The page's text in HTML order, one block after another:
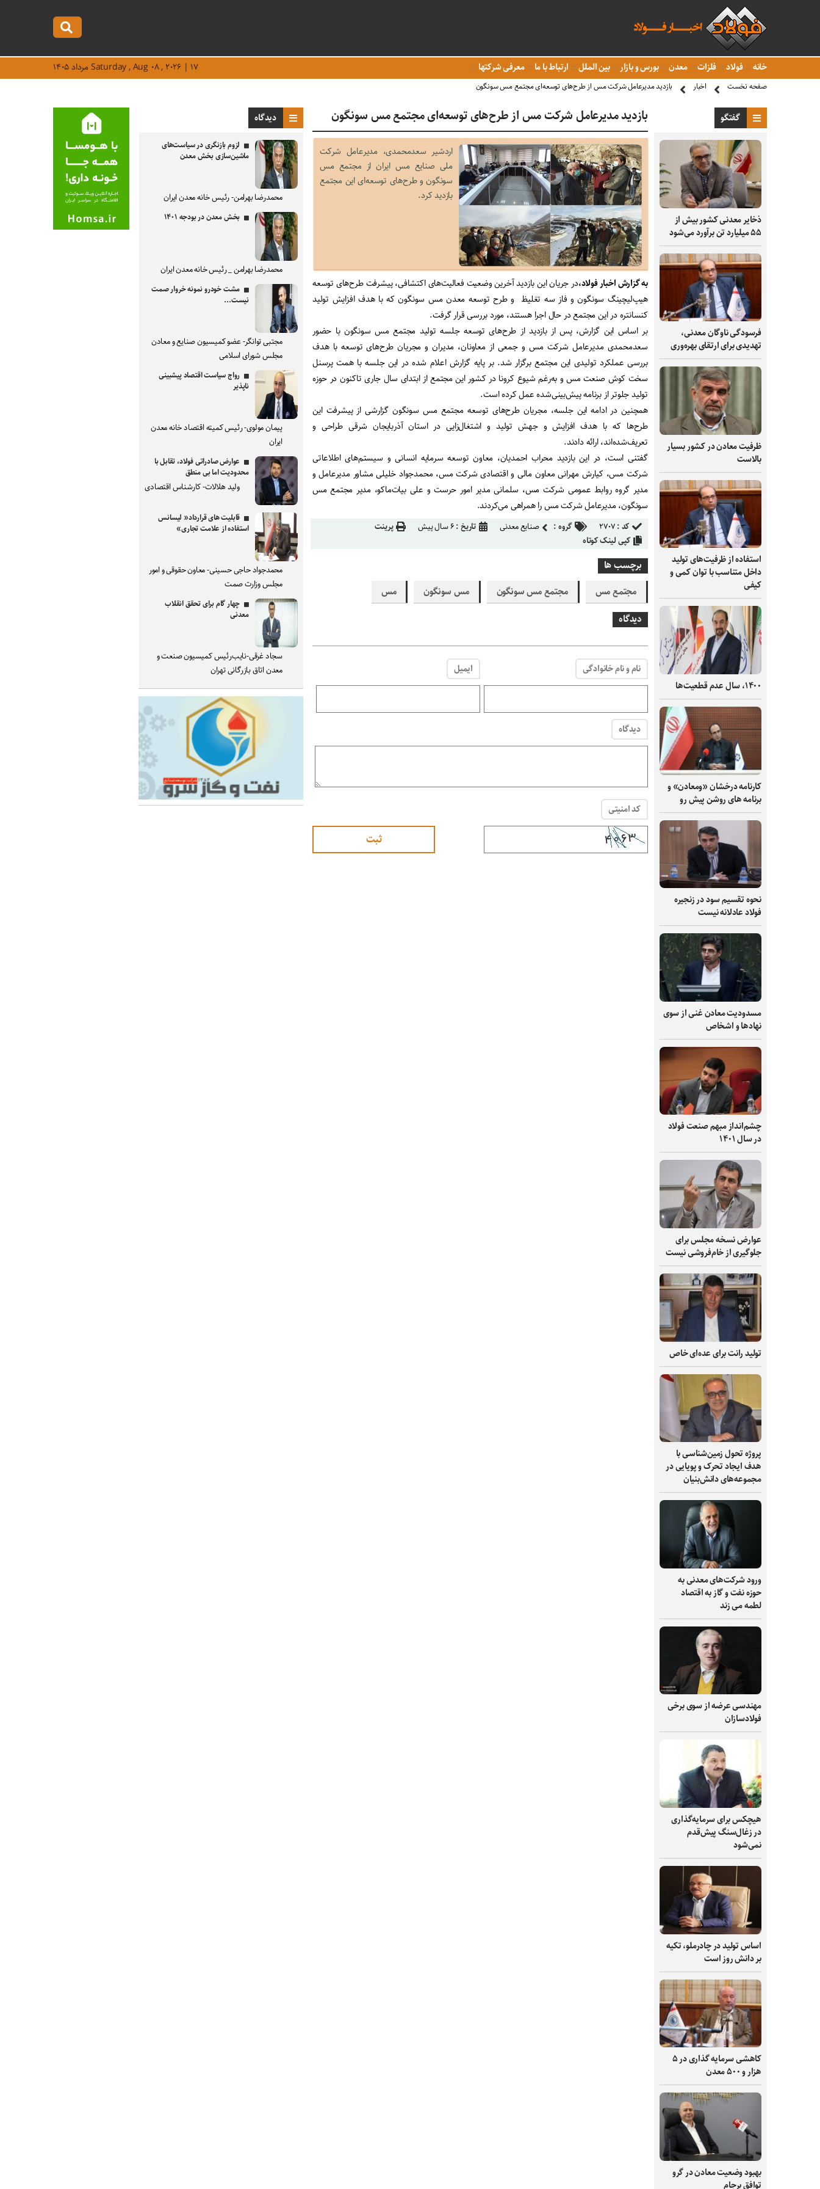
خانه فولاد فلزات معدن بورس و بازار بین الملل ارتباط با ما معرفی شرکتها Saturday , Aug ۰۸ , ۲۰۲۶ | ۱۷ مرداد ۱۴۰۵
صفحه نخست اخبار بازدید مدیرعامل شرکت مس از طرح‌های توسعه‌ای مجتمع مس سونگون
گفتگو
ذخایر معدنی کشور بیش از
۵۵ میلیارد تن برآورد می‌شود
فرسودگی ناوگان معدنی،
تهدیدی برای ارتقای بهره‌وری
ظرفیت‌ معادن در کشور بسیار
بالاست
استفاده از ظرفیت‌های تولید
داخل متناسب با توان کمی و
کیفی
۱۴۰۰، سال عدم قطعیت‌ها
کارنامه درخشان «ومعادن» و
برنامه های روشن پیش رو
نحوه تقسیم سود در زنجیره
فولاد عادلانه نیست
مسدودیت معادن غنی از سوی
نهادها و اشخاص
چشم‌انداز مبهم صنعت فولاد
در سال ۱۴۰۱
عوارض نسخه مجلس برای
جلوگیری از خام‌فروشی نیست
تولید رانت برای عده‌ای خاص
پروژه تحول زمین‌شناسی با
هدف ایجاد تحرک و پویایی در
مجموعه‌های دانش‌بنیان
ورود شرکت‌های معدنی به
حوزه نفت و گاز به اقتصاد
لطمه می زند
مهندسی عرضه از سوی برخی
فولادسازان
هیچکس برای سرمایه‌گذاری
در زغال‌سنگ پیش‌قدم
نمی‌شود
اساس تولید در چادرملو، تکیه
بر دانش‌ روز است
کاهشی سرمایه گذاری در ۵
هزار و ۵۰۰ معدن
بهبود وضعیت معادن در گرو
توافق برجام
بازدید مدیرعامل شرکت مس از طرح‌های توسعه‌ای مجتمع مس سونگون
اردشیر سعدمحمدی، مدیرعامل شرکت
ملی صنایع مس ایران از مجتمع مس
سونگون و طرح‌های توسعه‌ای این مجتمع
بازدید کرد.
به گزارش اخبار فولاد،در جریان این بازدید آخرین وضعیت‌ فعالیت‌های اکتشافی، پیشرفت طرح‌های توسعه
هیپ‌لیچینگ سونگون و فاز سه تغلیظ و طرح توسعه معدن مس سونگون که با هدف افزایش تولید
کنسانتره در این مجتمع در حال اجرا هستند، مورد بررسی قرار گرفت.
بر اساس این گزارش، پس از بازدید از طرح‌های توسعه جلسه تولید مجتمع مس سونگون با حضور
سعدمحمدی مدیرعامل شرکت مس و جمعی از معاونان، مدیران و مجریان طرح‌های توسعه با هدف
بررسی عملکرد تولیدی این مجتمع‌ برگزار شد. بر پایه گزارش اعلام شده در این جلسه با همت پرسنل
سخت کوش صنعت مس و به‌رغم شیوع کرونا در کشور این مجتمع از ابتدای سال جاری تاکنون در حوزه
تولید جلوتر از برنامه پیش‌بینی‌شده عمل کرده‌ است.
همچنین در ادامه این جلسه، مجریان طرح‌های توسعه مجتمع مس سونگون گزارشی از پیشرفت این
طرح‌ها که با هدف افزایش و جهش تولید و اشتغال‌زایی در استان آذربایجان شرقی طراحی و
تعریف‌شده‌اند، ارائه دادند.
گفتنی است، در این بازدید محراب احمدیان، معاون توسعه سرمایه انسانی و سیستم‌های اطلاعاتی
شرکت مس، کیارش مهرانی معاون مالی و اقتصادی شرکت مس، محمدجواد خلیلی مشاور مدیرعامل و
مدیر گروه روابط عمومی شرکت مس، سلمانی مدیر امور حرست و علی بیات‌ماکو، مدیر مجتمع مس
سونگون، مدیرعامل شرکت مس را همراهی می‌کردند.
کد :۲۷۰۷ گروه : صنایع معدنی تاریخ :۶ سال پیش
پرینت
کپی لینک کوتاه
برچسب ها
مجتمع مس
مجتمع مس سونگون مس سونگون
مس
دیدگاه
نام و نام خانوادگی ایمیل
دیدگاه
کد امنیتی
دیدگاه
لزوم بازنگری در سیاست‌های
ماشین‌سازی بخش معدن
محمدرضا بهرامن- رئیس خانه معدن ایران
بخش معدن در بودجه ۱۴۰۱
محمدرضا بهرامن _ رئیس خانه معدن ایران
مشت خودرو نمونه خروار صمت
نیست...
مجتبی توانگر- عضو کمیسیون صنایع و معادن
مجلس شورای اسلامی
رواج سیاست اقتصاد پیشبینی
ناپذیر
پیمان مولوی- رئیس کمیته اقتصاد خانه معدن
ایران
عوارض صادراتی فولاد، تقابل با
محدودیت اما بی منطق
ولید هلالات- کارشناس اقتصادی
قابلیت های قرارداد« لیسانس
استفاده از علامت تجاری»
محمدجواد حاجی حسینی- معاون حقوقی و امور
مجلس وزارت صمت
چهار گام برای تحقق انقلاب
معدنی
سجاد غرقی-نایب‌رئیس کمیسیون صنعت و
معدن اتاق بازرگانی تهران